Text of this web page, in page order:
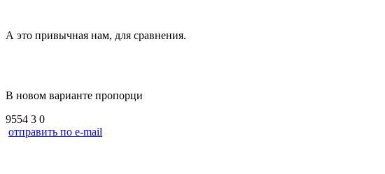
А это привычная нам, для сравнения.
В новом варианте пропорци
9554 3 0
отправить по e-mail